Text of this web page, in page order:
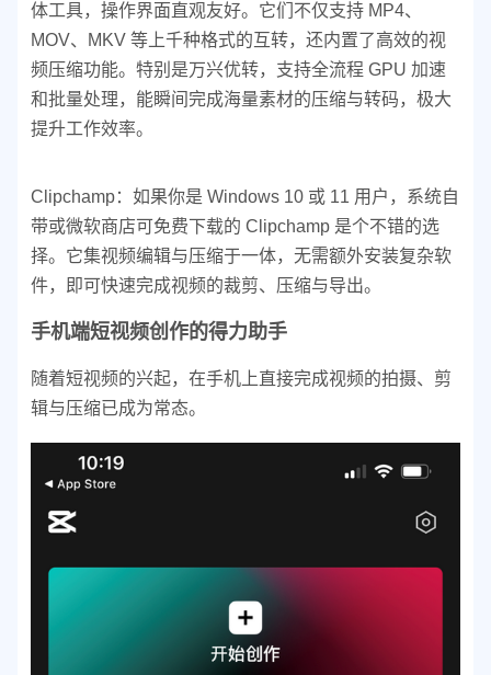
体工具，操作界面直观友好。它们不仅支持 MP4、
MOV、MKV 等上千种格式的互转，还内置了高效的视
频压缩功能。特别是万兴优转，支持全流程 GPU 加速
和批量处理，能瞬间完成海量素材的压缩与转码，极大
提升工作效率。
Clipchamp：如果你是 Windows 10 或 11 用户，系统自
带或微软商店可免费下载的 Clipchamp 是个不错的选
择。它集视频编辑与压缩于一体，无需额外安装复杂软
件，即可快速完成视频的裁剪、压缩与导出。
手机端短视频创作的得力助手
随着短视频的兴起，在手机上直接完成视频的拍摄、剪
辑与压缩已成为常态。